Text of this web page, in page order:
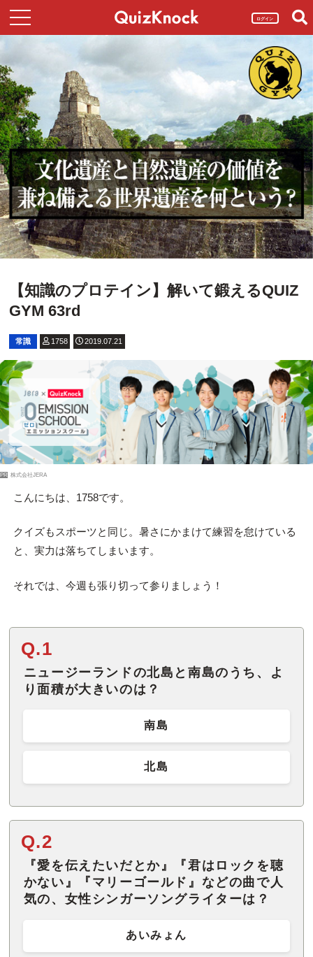
ログイン
【知識のプロテイン】解いて鍛えるQUIZ
GYM 63rd
常識 1758 2019.07.21
PR 株式会社JERA
こんにちは、1758です。
クイズもスポーツと同じ。暑さにかまけて練習を怠けている
と、実力は落ちてしまいます。
それでは、今週も張り切って参りましょう！
Q.1
ニュージーランドの北島と南島のうち、よ
り面積が大きいのは？
南島
北島
Q.2
『愛を伝えたいだとか』『君はロックを聴
かない』『マリーゴールド』などの曲で人
気の、女性シンガーソングライターは？
あいみょん